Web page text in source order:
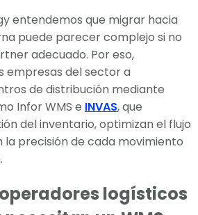
entendemos que migrar hacia
puede parecer complejo si no
adecuado. Por eso,
empresas del sector a
de distribución mediante
Infor WMS e INVAS, que
del inventario, optimizan el flujo
la precisión de cada movimiento
logísticos